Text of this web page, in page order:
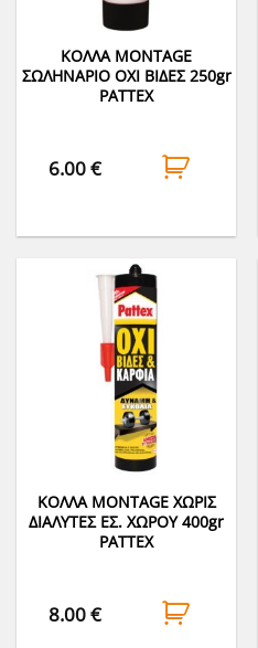
ΚΟΛΛA MONTAGE
ΣΩΛΗΝΑΡΙΟ ΟΧΙ ΒΙΔΕΣ 250gr
PATTEX
6.00€
ΚΟΛΛA MONTAGE ΧΩΡΙΣ
ΔΙΑΛΥΤΕΣ ΕΣ. ΧΩΡΟΥ 400gr
PATTEX
8.00€